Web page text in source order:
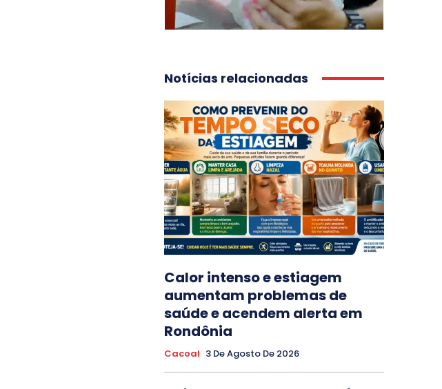
Notícias relacionadas
Calor intenso e estiagem
aumentam problemas de
saúde e acendem alerta em
Rondônia
Cacoal 3 De Agosto De 2026